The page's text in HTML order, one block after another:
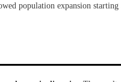
population expansion